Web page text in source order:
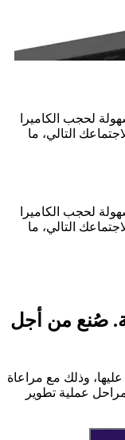
لحجب الكاميرا
التالي، ما
لحجب الكاميرا
التالي، ما
صُنع من أجل
عليها، وذلك مع مراعاة
عملية تطوير